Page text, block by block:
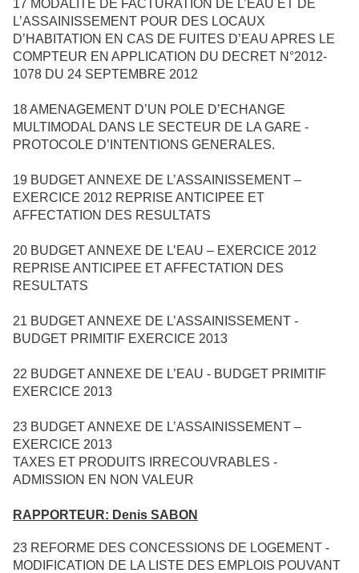
17 MODALITE DE FACTURATION DE L’EAU ET DE
L’ASSAINISSEMENT POUR DES LOCAUX
D’HABITATION EN CAS DE FUITES D’EAU APRES LE
COMPTEUR EN APPLICATION DU DECRET N°2012-
1078 DU 24 SEPTEMBRE 2012
18AMENAGEMENT D’UN POLE D’ECHANGE
MULTIMODAL DANS LE SECTEUR DE LA GARE -
PROTOCOLE D’INTENTIONS GENERALES.
19 BUDGET ANNEXE DE L’ASSAINISSEMENT –
EXERCICE 2012 REPRISE ANTICIPEE ET
AFFECTATION DES RESULTATS
20 BUDGET ANNEXE DE L’EAU – EXERCICE 2012
REPRISE ANTICIPEE ET AFFECTATION DES
RESULTATS
21 BUDGET ANNEXE DE L’ASSAINISSEMENT -
BUDGET PRIMITIF EXERCICE 2013
22 BUDGET ANNEXE DE L’EAU - BUDGET PRIMITIF
EXERCICE 2013
23 BUDGET ANNEXE DE L’ASSAINISSEMENT –
EXERCICE 2013
TAXES ET PRODUITS IRRECOUVRABLES -
ADMISSION EN NON VALEUR
RAPPORTEUR: Denis SABON
23 REFORME DES CONCESSIONS DE LOGEMENT -
MODIFICATION DE LA LISTE DES EMPLOIS POUVANT